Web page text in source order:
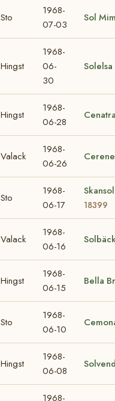
Sto
1968-
07-03
Sol
Hingst
1968-
06-
30
Solelsa
Hingst
1968-
06-28
Valack
1968-
06-26
Cerene
Sto
1968-
06-17
18399
Valack
1968-
06-16
Hingst
1968-
06-15
Bella
Sto
1968-
06-10
Hingst
1968-
06-08
1968-